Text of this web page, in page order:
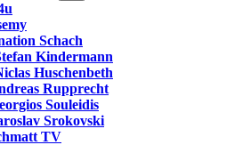
Schach
Kindermann
Huschenbeth
Rupprecht
Souleidis
Srokovski
TV